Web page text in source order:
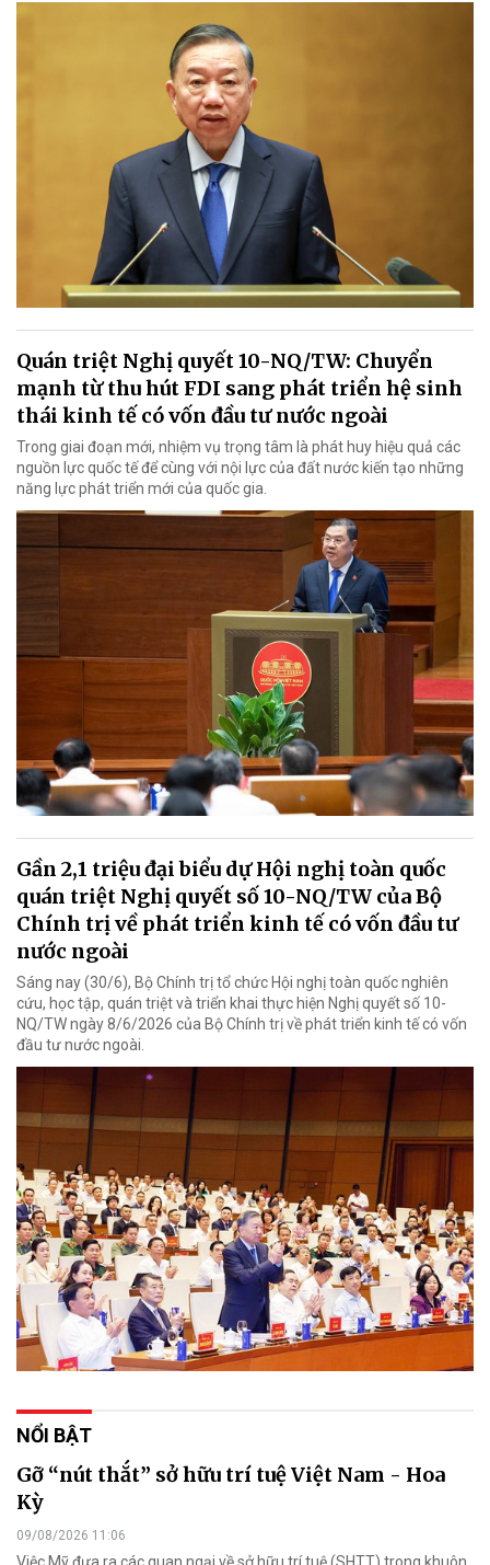
Quán triệt Nghị quyết 10-NQ/TW: Chuyển
mạnh từ thu hút FDI sang phát triển hệ sinh
thái kinh tế có vốn đầu tư nước ngoài
Trong giai đoạn mới, nhiệm vụ trọng tâm là phát huy hiệu quả các
nguồn lực quốc tế để cùng với nội lực của đất nước kiến tạo những
năng lực phát triển mới của quốc gia.
Gần 2,1 triệu đại biểu dự Hội nghị toàn quốc
quán triệt Nghị quyết số 10-NQ/TW của Bộ
Chính trị về phát triển kinh tế có vốn đầu tư
nước ngoài
Sáng nay (30/6), Bộ Chính trị tổ chức Hội nghị toàn quốc nghiên
cứu, học tập, quán triệt và triển khai thực hiện Nghị quyết số 10-
NQ/TW ngày 8/6/2026 của Bộ Chính trị về phát triển kinh tế có vốn
đầu tư nước ngoài.
NỔI BẬT
Gỡ “nút thắt” sở hữu trí tuệ Việt Nam - Hoa
Kỳ
09/08/2026 11:06